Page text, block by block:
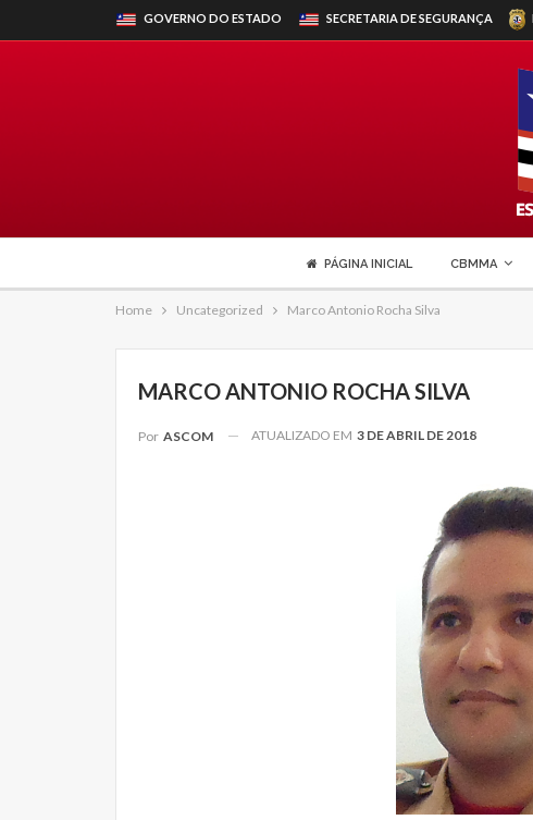
GOVERNO DO ESTADO SECRETARIA DE SEGURANÇA
PÁGINA INICIAL CBMMA
Home Uncategorized Marco Antonio Rocha Silva
MARCO ANTONIO ROCHA SILVA
Por ASCOM ATUALIZADO EM 3 DE ABRIL DE 2018